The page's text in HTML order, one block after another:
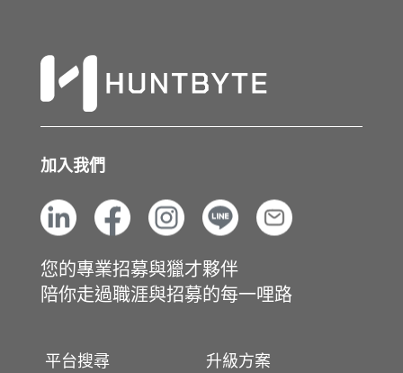
加入我們
您的專業招募與獵才夥伴
陪你走過職涯與招募的每一哩路
平台搜尋 升級方案